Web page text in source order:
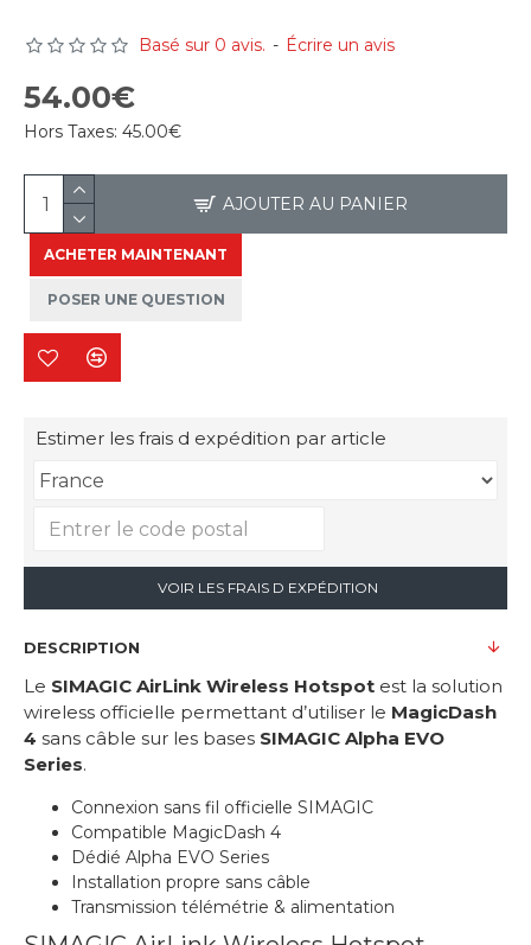
Basé sur 0 avis. - Écrire un avis
54.00€
Hors Taxes: 45.00€
AJOUTER AU PANIER
ACHETER MAINTENANT
POSER UNE QUESTION
Estimer les frais d expédition par article
VOIR LES FRAIS D EXPÉDITION
DESCRIPTION
Le SIMAGIC AirLink Wireless Hotspot est la solution
wireless officielle permettant d’utiliser le MagicDash
4 sans câble sur les bases SIMAGIC Alpha EVO
Series.
Connexion sans fil officielle SIMAGIC
Compatible MagicDash 4
Dédié Alpha EVO Series
Installation propre sans câble
Transmission télémétrie & alimentation